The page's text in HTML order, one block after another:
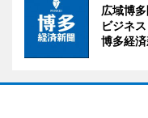
広域博
ビジネ
博多経